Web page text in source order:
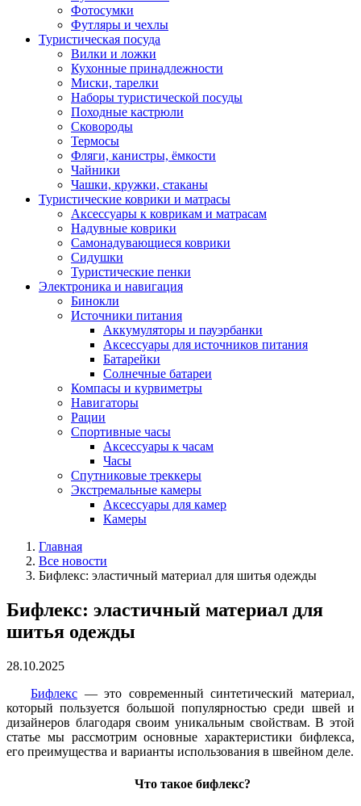
Фотосумки
Футляры и чехлы
Туристическая посуда
Вилки и ложки
Кухонные принадлежности
Миски, тарелки
Наборы туристической посуды
Походные кастрюли
Сковороды
Термосы
Фляги, канистры, ёмкости
Чайники
Чашки, кружки, стаканы
Туристические коврики и матрасы
Аксессуары к коврикам и матрасам
Надувные коврики
Самонадувающиеся коврики
Сидушки
Туристические пенки
Электроника и навигация
Бинокли
Источники питания
Аккумуляторы и пауэрбанки
Аксессуары для источников питания
Батарейки
Солнечные батареи
Компасы и курвиметры
Навигаторы
Рации
Спортивные часы
Аксессуары к часам
Часы
Спутниковые треккеры
Экстремальные камеры
Аксессуары для камер
Камеры
Главная
Все новости
Бифлекс: эластичный материал для шитья одежды
Бифлекс: эластичный материал для
шитья одежды
28.10.2025
Бифлекс — это современный синтетический материал,
который пользуется большой популярностью среди швей и
дизайнеров благодаря своим уникальным свойствам. В этой
статье мы рассмотрим основные характеристики бифлекса,
его преимущества и варианты использования в швейном деле.
Что такое бифлекс?